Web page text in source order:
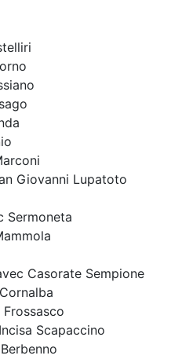
Giovanni Lupatoto
Sermoneta
Casorate Sempione
Scapaccino